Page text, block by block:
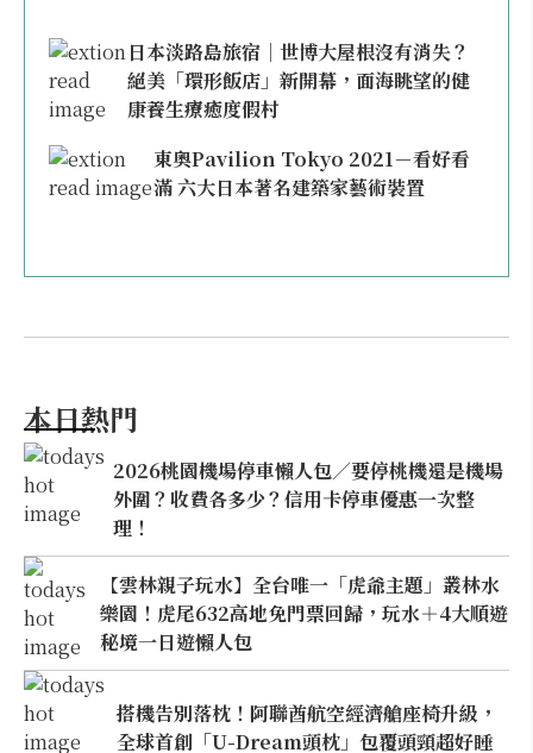
日本淡路島旅宿｜世博大屋根沒有消失？
絕美「環形飯店」新開幕，面海眺望的健
康養生療癒度假村
東奧Pavilion Tokyo 2021－看好看
滿 六大日本著名建築家藝術裝置
本日熱門
2026桃園機場停車懶人包／要停桃機還是機場
外圍？收費各多少？信用卡停車優惠一次整
理！
【雲林親子玩水】全台唯一「虎爺主題」叢林水
樂園！虎尾632高地免門票回歸，玩水＋4大順遊
秘境一日遊懶人包
搭機告別落枕！阿聯酋航空經濟艙座椅升級，
全球首創「U-Dream頭枕」包覆頭頸超好睡